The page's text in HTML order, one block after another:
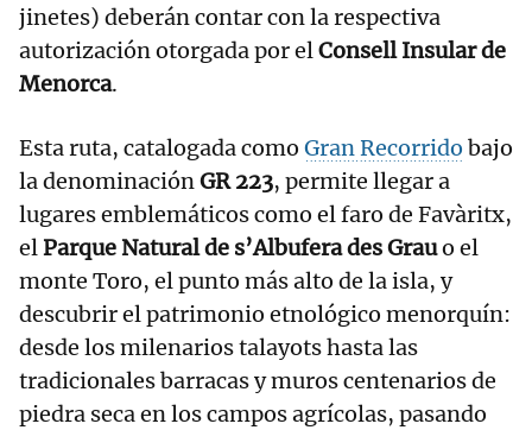
jinetes) deberán contar con la respectiva
autorización otorgada por elConsell Insular de
Menorca.
Esta ruta, catalogada como Gran Recorrido bajo
la denominaciónGR 223, permite llegar a
lugares emblemáticos como el faro de Favàritx,
elParque Natural de s’Albufera des Grauo el
monte Toro, el punto más alto de la isla, y
descubrir el patrimonio etnológico menorquín:
desde los milenarios talayots hasta las
tradicionales barracas y muros centenarios de
piedra seca en los campos agrícolas, pasando